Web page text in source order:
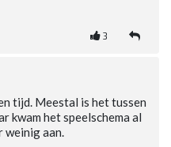
3
tijd. Meestal is het tussen
kwam het speelschema al
weinig aan.